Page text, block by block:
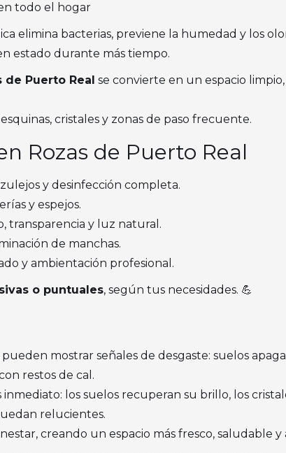
todo el hogar
elimina bacterias, previene la humedad y los
estado durante más tiempo.
de Puerto Real se convierte en un espacio
cristales y zonas de paso frecuente.
Rozas de Puerto Real
y desinfección completa.
y espejos.
transparencia y luz natural.
de manchas.
y ambientación profesional.
o puntuales, según tus necesidades. 💪
mostrar señales de desgaste: suelos
restos de cal.
los suelos recuperan su brillo, los
relucientes.
creando un espacio más fresco, saludable y